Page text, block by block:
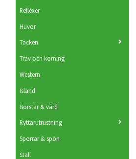
Reflexer
Huvor
Täcken
Trav och körning
Western
Island
Borstar & vård
Ryttarutrustning
Sporrar & spön
Stall